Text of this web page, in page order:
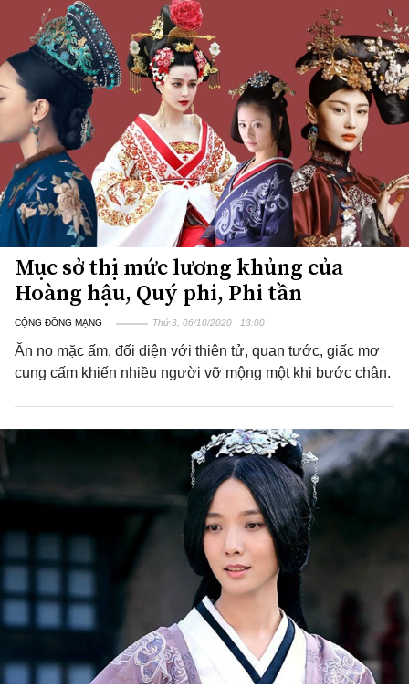
Mục sở thị mức lương khủng của
Hoàng hậu, Quý phi, Phi tần
CỘNG ĐỒNG MẠNG Thứ 3, 06/10/2020 | 13:00
Ăn no mặc ấm, đối diện với thiên tử, quan tước, giấc mơ
cung cấm khiến nhiều người vỡ mộng một khi bước chân.